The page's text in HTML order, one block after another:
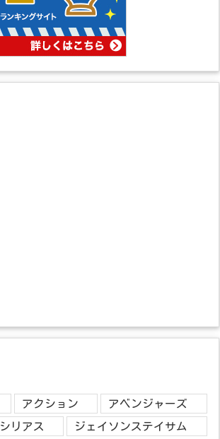
アクション
アベンジャーズ
シリアス ジェイソンステイサム